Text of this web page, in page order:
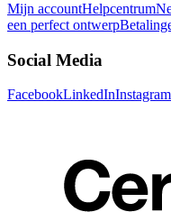
Mijn accountHelpcentrum
een perfect ontwerp
Social Media
FacebookLinkedInInstagram